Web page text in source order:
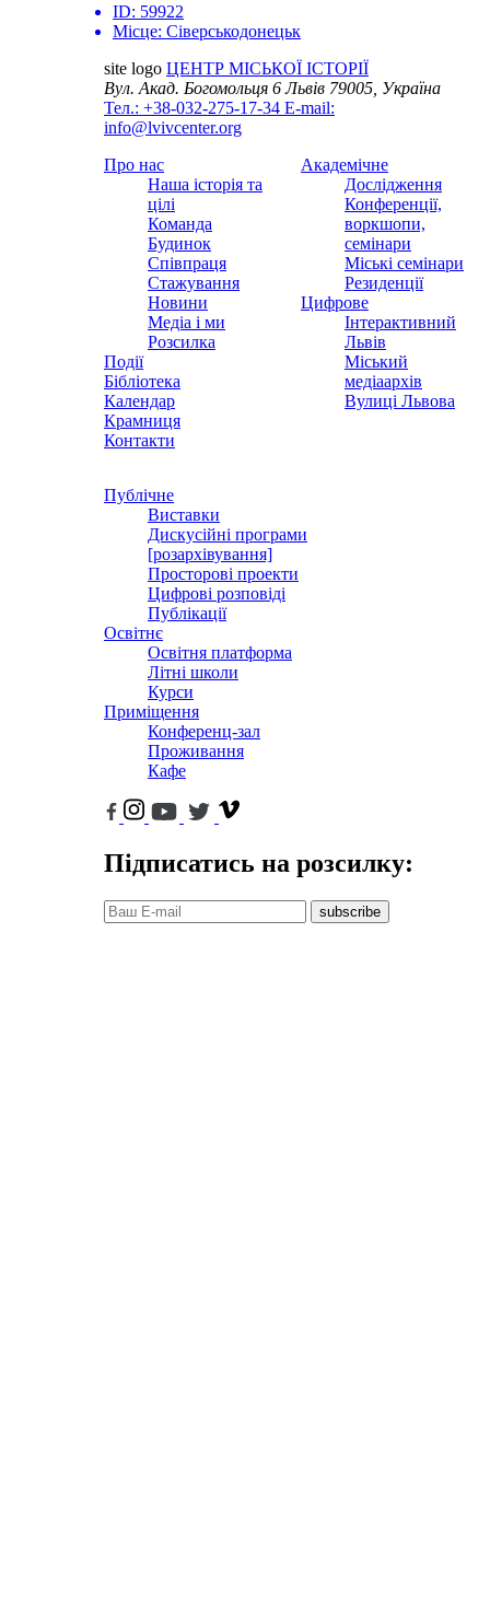
ID: 59922
Місце: Сіверськодонецьк
site logo ЦЕНТР МІСЬКОЇ ІСТОРІЇ
Вул. Акад. Богомольця 6Львів 79005, Україна
Тел.: +38-032-275-17-34 E-mail:
info@lvivcenter.org
Про нас
Наша історія та
цілі
Команда
Будинок
Співпраця
Стажування
Новини
Медіа і ми
Розсилка
Події
Бібліотека
Календар
Крамниця
Контакти
Академічне
Дослідження
Конференції,
воркшопи,
семінари
Міські семінари
Резиденції
Цифрове
Інтерактивний
Львів
Міський
медіаархів
Вулиці Львова
Публічне
Виставки
Дискусійні програми
[розархівування]
Просторові проекти
Цифрові розповіді
Публікації
Освітнє
Освітня платформа
Літні школи
Курси
Приміщення
Конференц-зал
Проживання
Кафе
Підписатись на розсилку:
subscribe